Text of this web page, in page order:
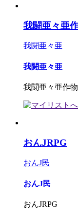
我闘亜々亜
我闘亜々亜
我闘亜々亜
我闘亜々亜作
おんJRPG
おんJ民
おんJ民
おんJRPG